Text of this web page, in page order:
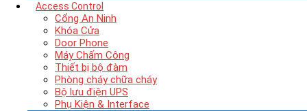
Access Control
Cổng An Ninh
Khóa Cửa
Door Phone
Máy Chấm Công
Thiết bị bộ đàm
Phòng cháy chữa cháy
Bộ lưu điện UPS
Phụ Kiện & Interface